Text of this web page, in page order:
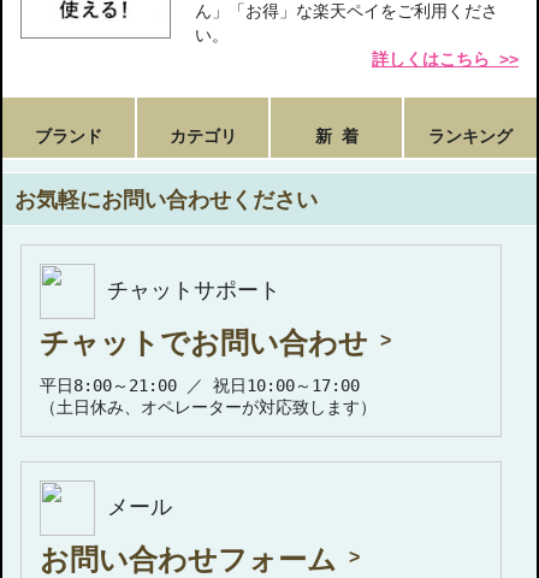
ん」「お得」な楽天ペイをご利用くださ
い。
詳しくはこちら >>
ブランド カテゴリ 新 着 ランキング
お気軽にお問い合わせください
チャットサポート
チャットでお問い合わせ
平日8:00～21:00 ／ 祝日10:00～17:00
（土日休み、オペレーターが対応致します）
メール
お問い合わせフォーム